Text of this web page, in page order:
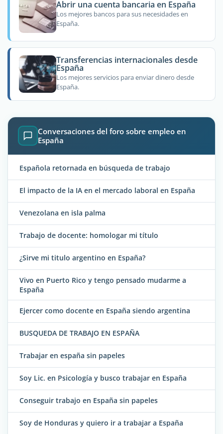
Abrir una cuenta bancaria en España
Los mejores bancos para sus necesidades en
España.
Transferencias internacionales desde
España
Los mejores servicios para enviar dinero desde
España.
Conversaciones del foro sobre empleo en
España
Española retornada en búsqueda de trabajo
El impacto de la IA en el mercado laboral en España
Venezolana en isla palma
Trabajo de docente: homologar mi título
¿Sirve mi titulo argentino en España?
Vivo en Puerto Rico y tengo pensado mudarme a
España
Ejercer como docente en España siendo argentina
BUSQUEDA DE TRABAJO EN ESPAÑA
Trabajar en españa sin papeles
Soy Lic. en Psicología y busco trabajar en España
Conseguir trabajo en España sin papeles
Soy de Honduras y quiero ir a trabajar a España